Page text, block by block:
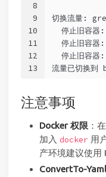
8
9
10
11
12
13
切换流量:
停止旧容
停止旧容
停止旧容
流量已切换到
注意事项
Docker 权限 ：
加入 docker用
产环境建议使用
ConvertTo-